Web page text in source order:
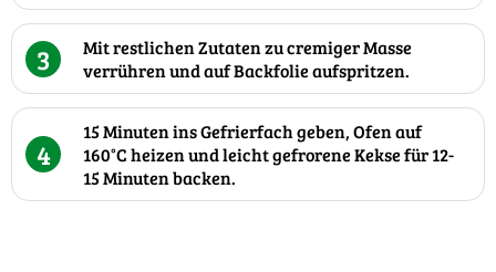
3
Mit restlichen Zutaten zu cremiger Masse
verrühren und auf Backfolie aufspritzen.
4
15 Minuten ins Gefrierfach geben, Ofen auf
160°C heizen und leicht gefrorene Kekse für 12-
15 Minuten backen.